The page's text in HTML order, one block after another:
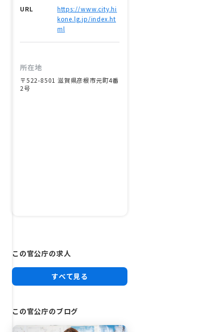
URL
https://www.city.hi
kone.lg.jp/index.ht
ml
所在地
〒522-8501 滋賀県彦根市元町4番
2号
この官公庁の求人
すべて見る
この官公庁のブログ